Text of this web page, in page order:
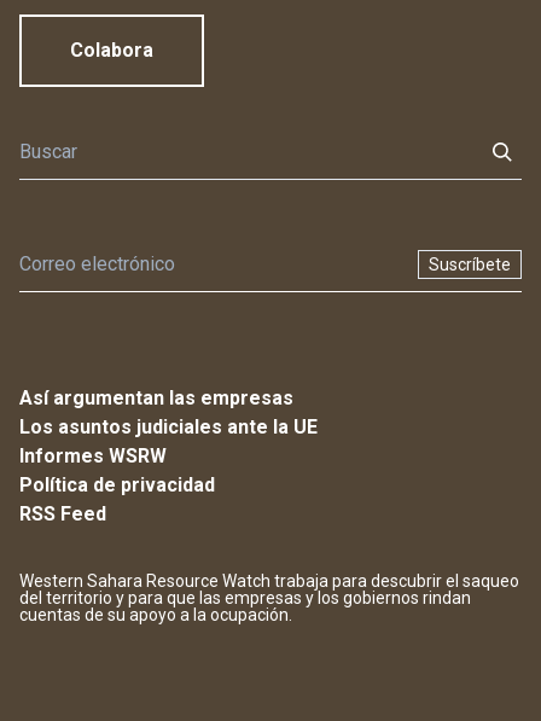
Colabora
Suscríbete
Así argumentan las empresas
Los asuntos judiciales ante la UE
Informes WSRW
Política de privacidad
RSS Feed
Western Sahara Resource Watch trabaja para descubrir el saqueo
del territorio y para que las empresas y los gobiernos rindan
cuentas de su apoyo a la ocupación.